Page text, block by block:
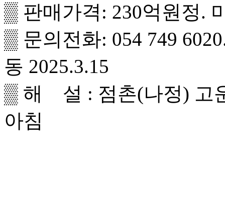
▒ 판매가격: 230억원정.
▒ 문의전화: 054 749
동 2025.3.15
▒ 해 설 : 점촌(나정) 고
아침